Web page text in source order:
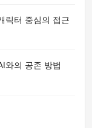
릭터 중심의 접근
와의 공존 방법